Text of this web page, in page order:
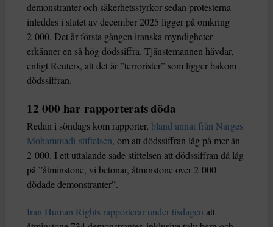
demonstranter och säkerhetsstyrkor sedan protesterna
inleddes i slutet av december 2025 ligger på omkring
2 000. Det är första gången iranska myndigheter
erkänner en så hög dödssiffra. Tjänstemannen hävdar,
enligt Reuters, att det är ”terrorister” som ligger bakom
dödssiffran.
12 000 har rapporterats döda
Redan i söndags kom rapporter, bland annat från Narges
Mohammadi-stiftelsen, om att dödssiffran låg på mer än
2 000. I ett uttalande sade stiftelsen att dödssiffran då låg
på ”åtminstone, vi betonar, åtminstone över 2 000
dödade demonstranter”.
Iran Human Rights rapporterar under tisdagen att